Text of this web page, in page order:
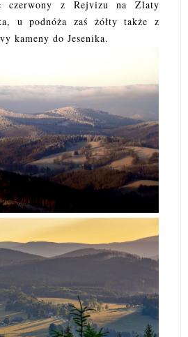
czerwony z Rejvizu na Zlaty
u podnóża zaś żółty także z
kameny do Jesenika.